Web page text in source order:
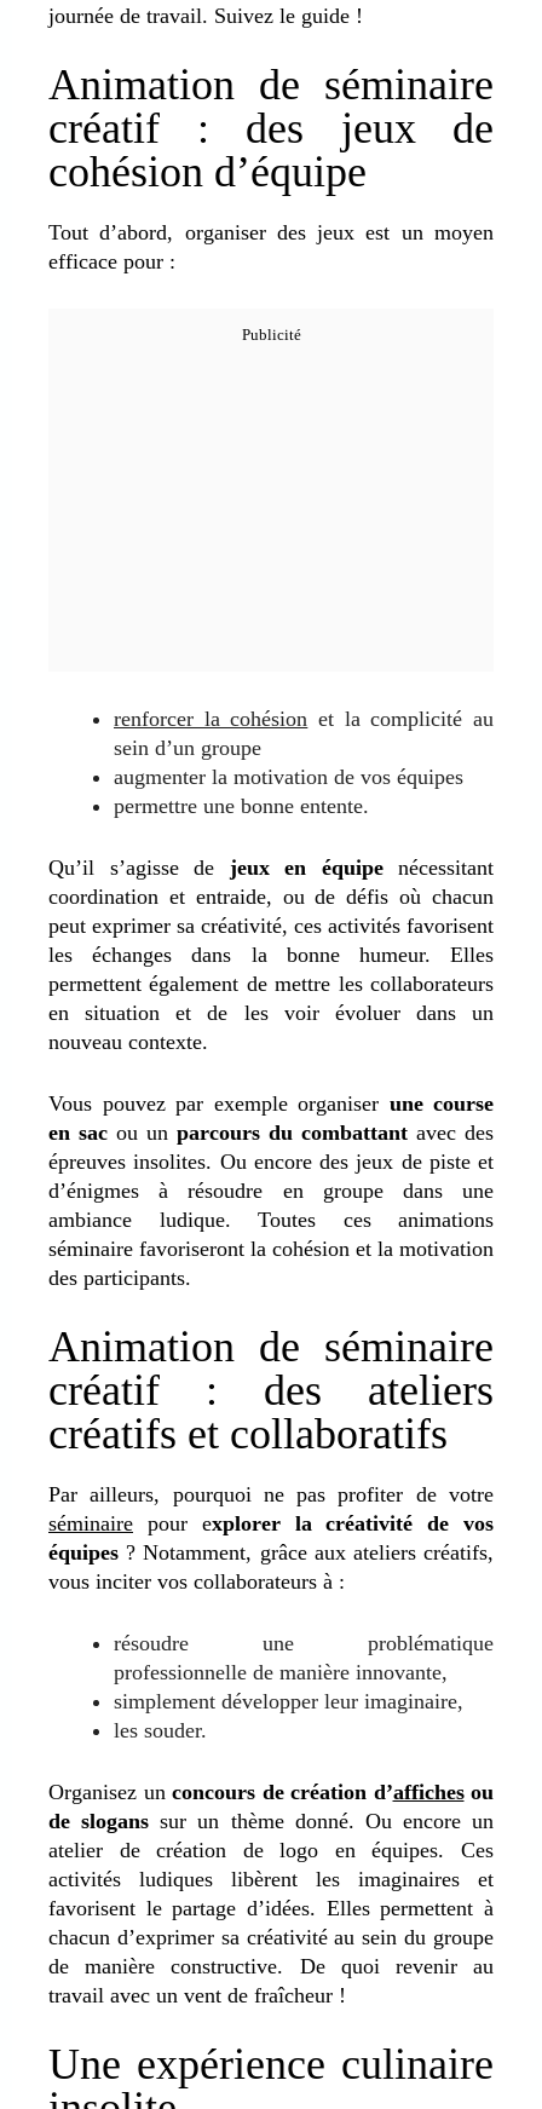
journée de travail. Suivez le guide !
Animation de séminaire
créatif : des jeux de
cohésion d’équipe
Tout d’abord, organiser des jeux est un moyen
efficace pour :
renforcer la cohésion et la complicité au
sein d’un groupe
augmenter la motivation de vos équipes
permettre une bonne entente.
Qu’il s’agisse de jeux en équipe nécessitant
coordination et entraide, ou de défis où chacun
peut exprimer sa créativité, ces activités favorisent
les échanges dans la bonne humeur. Elles
permettent également de mettre les collaborateurs
en situation et de les voir évoluer dans un
nouveau contexte.
Vous pouvez par exemple organiser une course
en sac ou un parcours du combattant avec des
épreuves insolites. Ou encore des jeux de piste et
d’énigmes à résoudre en groupe dans une
ambiance ludique. Toutes ces animations
séminaire favoriseront la cohésion et la motivation
des participants.
Animation de séminaire
créatif : des ateliers
créatifs et collaboratifs
Par ailleurs, pourquoi ne pas profiter de votre
séminaire pour explorer la créativité de vos
équipes ? Notamment, grâce aux ateliers créatifs,
vous inciter vos collaborateurs à :
résoudre une problématique
professionnelle de manière innovante,
simplement développer leur imaginaire,
les souder.
Organisez un concours de création d’affichesou
de slogans sur un thème donné. Ou encore un
atelier de création de logo en équipes. Ces
activités ludiques libèrent les imaginaires et
favorisent le partage d’idées. Elles permettent à
chacun d’exprimer sa créativité au sein du groupe
de manière constructive. De quoi revenir au
travail avec un vent de fraîcheur !
Une expérience culinaire